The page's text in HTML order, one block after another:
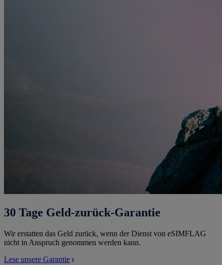
30 Tage Geld-zurück-Garantie
Wir erstatten das Geld zurück, wenn der Dienst von eSIMFLAG
nicht in Anspruch genommen werden kann.
Lese unsere Garantie